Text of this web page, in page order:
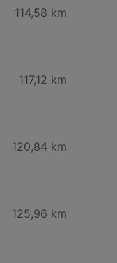
114,58 km
117,12 km
120,84 km
125,96 km